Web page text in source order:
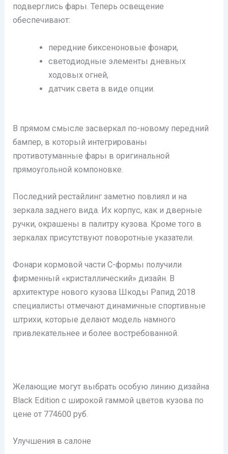
подверглись фары. Теперь освещение
обеспечивают:
передние биксеноновые фонари,
светодиодные элементы дневных
ходовых огней,
датчик света в виде опции.
В прямом смысле засверкал по-новому передний
бампер, в который интегрированы
противотуманные фары в оригинальной
прямоугольной компоновке.
Последний рестайлинг заметно повлиял и на
зеркала заднего вида. Их корпус, как и дверные
ручки, окрашены в палитру кузова. Кроме того в
зеркалах присутствуют поворотные указатели.
Фонари кормовой части С-формы получили
фирменный «кристаллический» дизайн. В
архитектуре нового кузова Шкоды Рапид 2018
специалисты отмечают динамичные спортивные
штрихи, которые делают модель намного
привлекательнее и более востребованной.
Желающие могут выбрать особую линию дизайна
Black Edition с широкой гаммой цветов кузова по
цене от 774600 руб.
Улучшения в салоне